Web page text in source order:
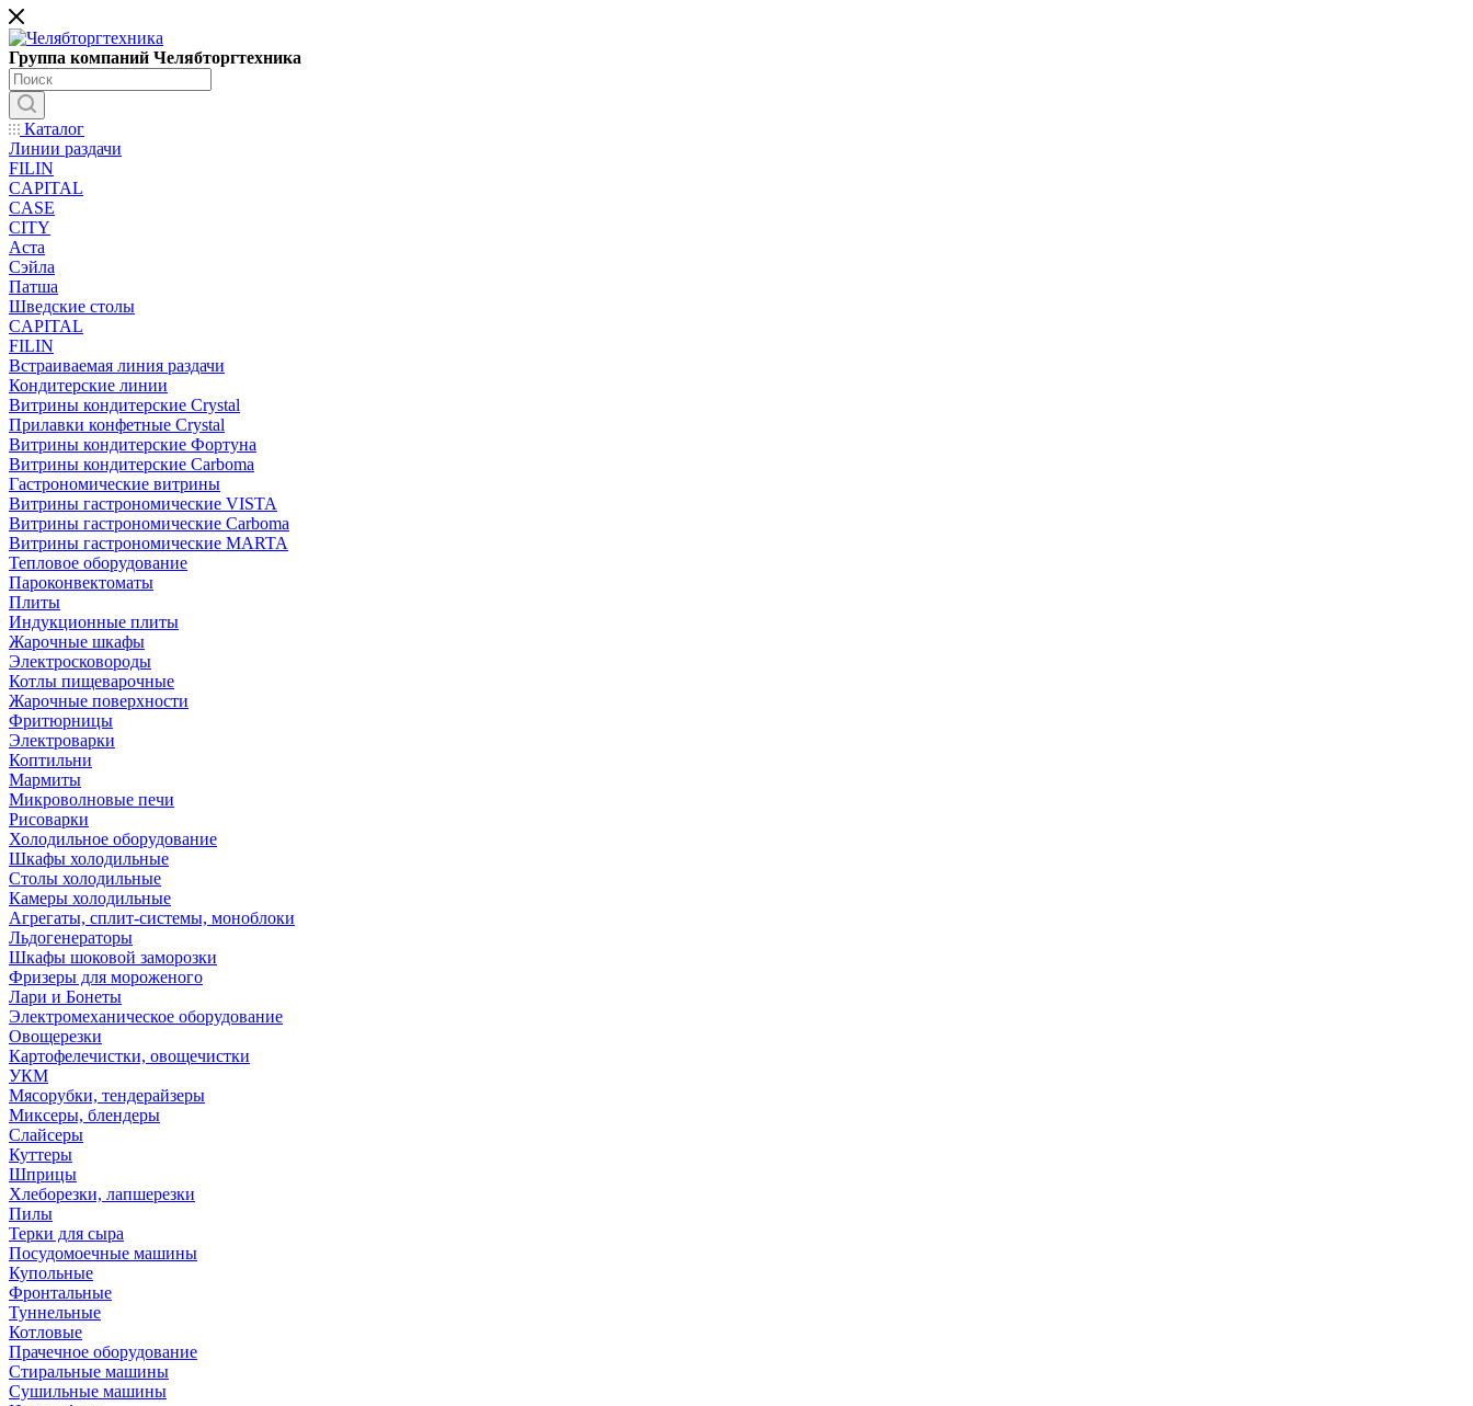
Группа компаний Челябторгтехника
Каталог
Линии раздачи
FILIN
CAPITAL
CASE
CITY
Аста
Сэйла
Патша
Шведские столы
CAPITAL
FILIN
Встраиваемая линия раздачи
Кондитерские линии
Витрины кондитерские Crystal
Прилавки конфетные Crystal
Витрины кондитерские Фортуна
Витрины кондитерские Carboma
Гастрономические витрины
Витрины гастрономические VISTA
Витрины гастрономические Carboma
Витрины гастрономические MARTA
Тепловое оборудование
Пароконвектоматы
Плиты
Индукционные плиты
Жарочные шкафы
Электросковороды
Котлы пищеварочные
Жарочные поверхности
Фритюрницы
Электроварки
Коптильни
Мармиты
Микроволновые печи
Рисоварки
Холодильное оборудование
Шкафы холодильные
Столы холодильные
Камеры холодильные
Агрегаты, сплит-системы, моноблоки
Льдогенераторы
Шкафы шоковой заморозки
Фризеры для мороженого
Лари и Бонеты
Электромеханическое оборудование
Овощерезки
Картофелечистки, овощечистки
УКМ
Мясорубки, тендерайзеры
Миксеры, блендеры
Слайсеры
Куттеры
Шприцы
Хлеборезки, лапшерезки
Пилы
Терки для сыра
Посудомоечные машины
Купольные
Фронтальные
Туннельные
Котловые
Прачечное оборудование
Стиральные машины
Сушильные машины